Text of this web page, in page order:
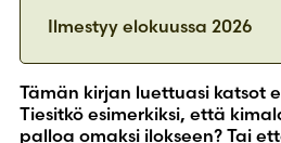
Ilmestyy elokuussa 2026
Tämän kirjan luettuasi katsot
Tiesitkö esimerkiksi, että
palloa omaksi ilokseen? Tai